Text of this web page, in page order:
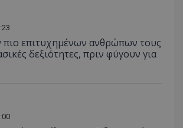
πιο επιτυχημένων ανθρώπων τους
δεξιότητες, πριν φύγουν για